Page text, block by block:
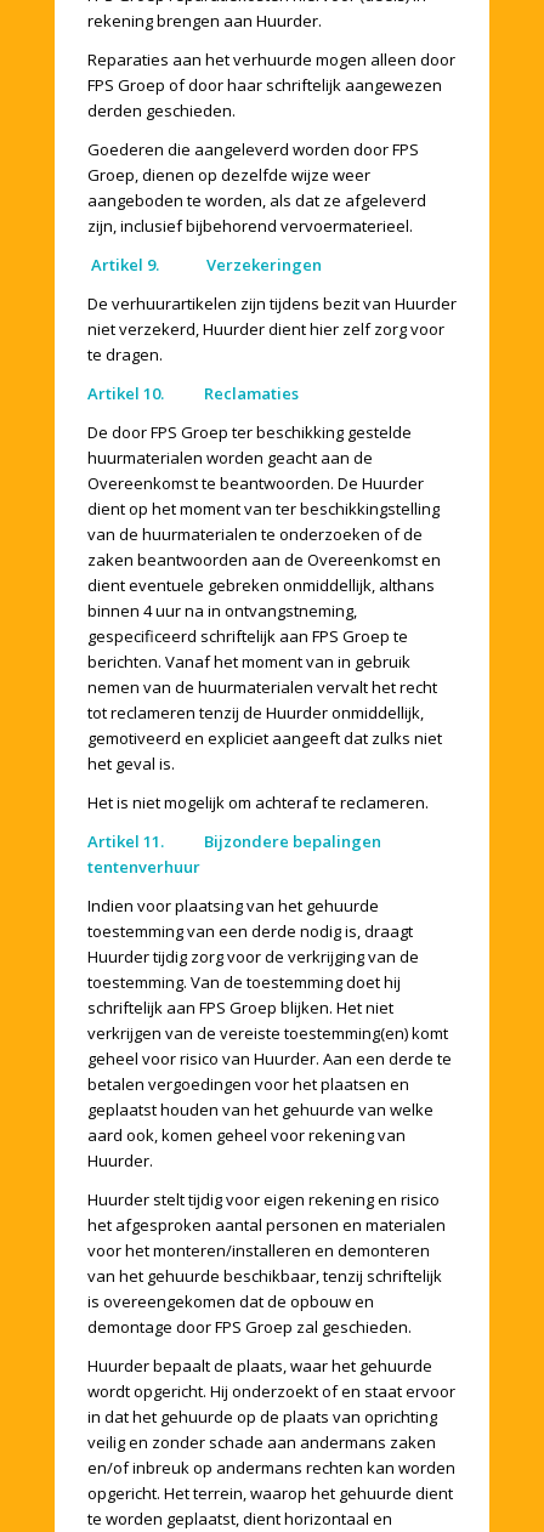
rekening brengen aan Huurder.
Reparaties aan het verhuurde mogen alleen door
FPS Groep of door haar schriftelijk aangewezen
derden geschieden.
Goederen die aangeleverd worden door FPS
Groep, dienen op dezelfde wijze weer
aangeboden te worden, als dat ze afgeleverd
zijn, inclusief bijbehorend vervoermaterieel.
Artikel 9. Verzekeringen
De verhuurartikelen zijn tijdens bezit van Huurder
niet verzekerd, Huurder dient hier zelf zorg voor
te dragen.
Artikel 10. Reclamaties
De door FPS Groep ter beschikking gestelde
huurmaterialen worden geacht aan de
Overeenkomst te beantwoorden. De Huurder
dient op het moment van ter beschikkingstelling
van de huurmaterialen te onderzoeken of de
zaken beantwoorden aan de Overeenkomst en
dient eventuele gebreken onmiddellijk, althans
binnen 4 uur na in ontvangstneming,
gespecificeerd schriftelijk aan FPS Groep te
berichten. Vanaf het moment van in gebruik
nemen van de huurmaterialen vervalt het recht
tot reclameren tenzij de Huurder onmiddellijk,
gemotiveerd en expliciet aangeeft dat zulks niet
het geval is.
Het is niet mogelijk om achteraf te reclameren.
Artikel 11. Bijzondere bepalingen
tentenverhuur
Indien voor plaatsing van het gehuurde
toestemming van een derde nodig is, draagt
Huurder tijdig zorg voor de verkrijging van de
toestemming. Van de toestemming doet hij
schriftelijk aan FPS Groep blijken. Het niet
verkrijgen van de vereiste toestemming(en) komt
geheel voor risico van Huurder. Aan een derde te
betalen vergoedingen voor het plaatsen en
geplaatst houden van het gehuurde van welke
aard ook, komen geheel voor rekening van
Huurder.
Huurder stelt tijdig voor eigen rekening en risico
het afgesproken aantal personen en materialen
voor het monteren/installeren en demonteren
van het gehuurde beschikbaar, tenzij schriftelijk
is overeengekomen dat de opbouw en
demontage door FPS Groep zal geschieden.
Huurder bepaalt de plaats, waar het gehuurde
wordt opgericht. Hij onderzoekt of en staat ervoor
in dat het gehuurde op de plaats van oprichting
veilig en zonder schade aan andermans zaken
en/of inbreuk op andermans rechten kan worden
opgericht. Het terrein, waarop het gehuurde dient
te worden geplaatst, dient horizontaal en